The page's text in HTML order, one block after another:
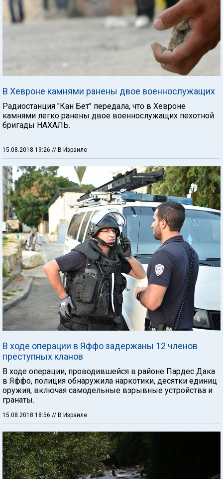
В Хевроне камнями ранены двое военнослужащих
Радиостанция "Кан Бет" передала, что в Хевроне
камнями легко ранены двое военнослужащих пехотной
бригады НАХАЛЬ.
15.08.2018 19:26 // В Израиле
В ходе операции в Яффо задержаны 12 членов
преступных кланов
В ходе операции, проводившейся в районе Пардес Дака
в Яффо, полиция обнаружила наркотики, десятки единиц
оружия, включая самодельные взрывные устройства и
гранаты.
15.08.2018 18:56 // В Израиле